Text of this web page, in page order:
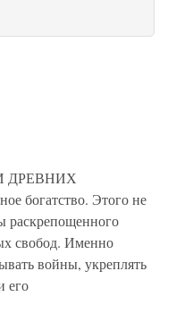
ДРЕВНИХ
богатство. Этого не
раскрепощенного
свобод. Именно
войны, укреплять
его